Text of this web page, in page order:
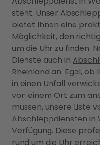
steht. Unser
bietet Ihnen eine
Möglichkeit, den
um die Uhr zu finden.
Dienste auch in
Rheinland an. Egal, ob
in einen Unfall
von einem Ort zum
müssen, unsere Liste
Abschleppdiensten in
Verfügung. Diese
rund um die Uhr